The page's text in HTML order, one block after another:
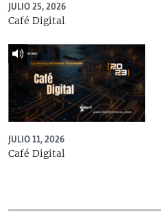
JULIO 25, 2026
Café Digital
JULIO 11, 2026
Café Digital